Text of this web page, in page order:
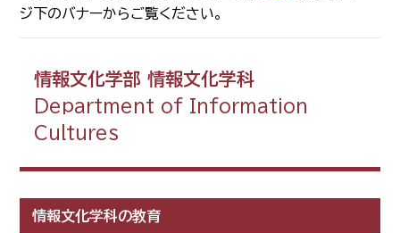
ジ下のバナーからご覧ください。
情報文化学部 情報文化学科
Department of Information
Cultures
情報文化学科の教育